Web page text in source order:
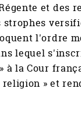
et des
strophes
l'ordre
lequel
à la Cour
» et